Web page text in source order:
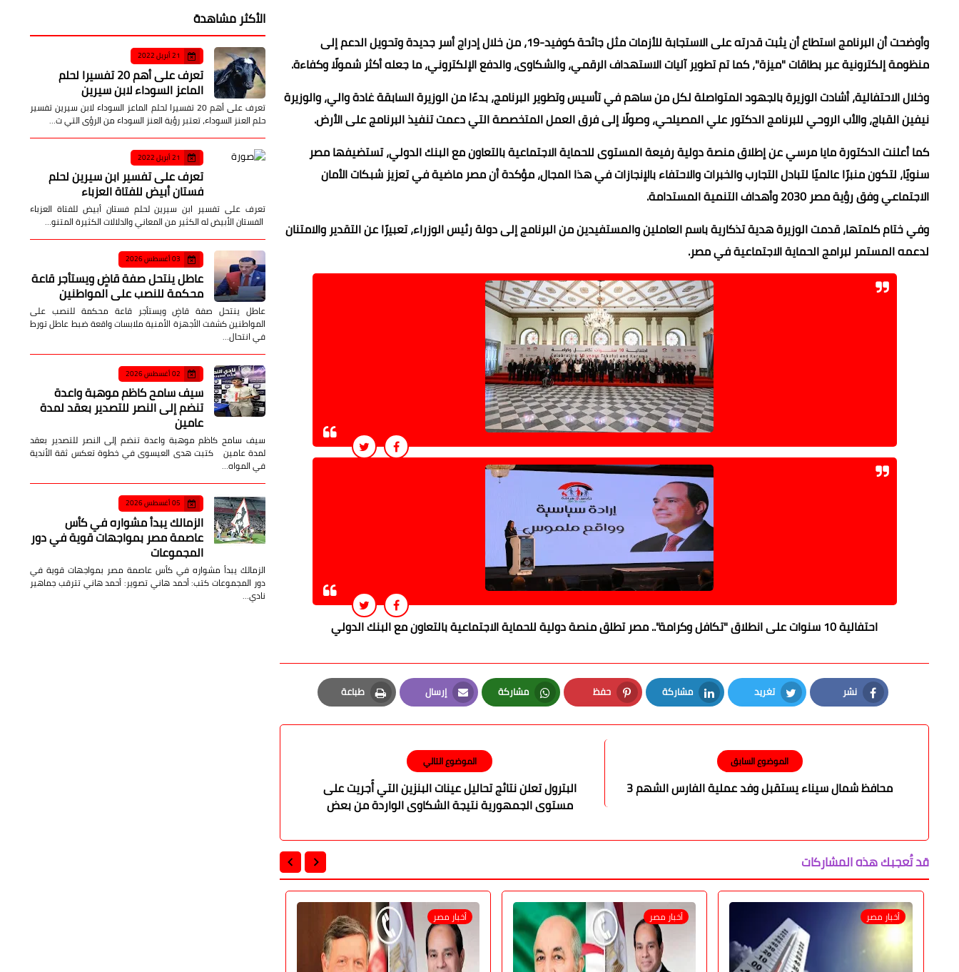
وأوضحت أن البرنامج استطاع أن يثبت قدرته على الاستجابة للأزمات مثل جائحة كوفيد-19، من خلال إدراج أسر جديدة وتحويل الدعم إلى
منظومة إلكترونية عبر بطاقات "ميزة"، كما تم تطوير آليات الاستهداف الرقمي، والشكاوى، والدفع الإلكتروني، ما جعله أكثر شمولًا وكفاءة.
وخلال الاحتفالية، أشادت الوزيرة بالجهود المتواصلة لكل من ساهم في تأسيس وتطوير البرنامج، بدءًا من الوزيرة السابقة غادة والي، والوزيرة
نيفين القباج، والأب الروحي للبرنامج الدكتور علي المصيلحي، وصولًا إلى فرق العمل المتخصصة التي دعمت تنفيذ البرنامج على الأرض.
كما أعلنت الدكتورة مايا مرسي عنإطلاق منصة دولية رفيعة المستوى للحماية الاجتماعيةبالتعاون مع البنك الدولي، تستضيفها مصر
سنويًا، لتكون منبرًا عالميًا لتبادل التجارب والخبرات والاحتفاء بالإنجازات في هذا المجال، مؤكدة أن مصر ماضية في تعزيز شبكات الأمان
الاجتماعي وفق رؤية مصر 2030 وأهداف التنمية المستدامة.
وفي ختام كلمتها، قدمت الوزيرة هدية تذكارية باسم العاملين والمستفيدين من البرنامج إلى دولة رئيس الوزراء، تعبيرًا عن التقدير والامتنان
لدعمه المستمر لبرامج الحماية الاجتماعية في مصر.
احتفالية 10 سنوات على انطلاق "تكافل وكرامة".. مصر تطلق منصة دولية للحماية الاجتماعية بالتعاون مع البنك الدولي
نشر
Facebook
تغريد
Twitter
مشاركة
LinkedIn
حفظ
Pinterest
مشاركة
Whatsapp
إرسال
Email
طباعة
Print
الموضوع التالي
البترول تعلن نتائج تحاليل عينات البنزين التي أُجريت على
مستوى الجمهورية نتيجة الشكاوى الواردة من بعض
الموضوع السابق
محافظ شمال سيناء يستقبل وفد عملية الفارس الشهم 3
قد تُعجبك هذه المشاركات
أخبار مصر أخبار مصر أخبار مصر
الأكثر مشاهدة
21 أبريل 2022
تعرف على أهم 20 تفسيرا لحلم
الماعز السوداء لابن سيرين
تعرف على أهم 20 تفسيرا لحلم الماعز السوداء لابن سيرين تفسير
حلم العنز السوداء، تعتبر رؤية العنز السوداء من الرؤى التي ت…
21 أبريل 2022
تعرف على تفسير ابن سيرين لحلم
فستان أبيض للفتاة العزباء
تعرف على تفسير ابن سيرين لحلم فستان أبيض للفتاة العزباء
الفستان الأبيض له الكثير من المعاني والدلالات الكثيرة المتنو…
03 أغسطس 2026
عاطل ينتحل صفة قاضٍ ويستأجر قاعة
محكمة للنصب على المواطنين
عاطل ينتحل صفة قاضٍ ويستأجر قاعة محكمة للنصب على
المواطنين كشفت الأجهزة الأمنية ملابسات واقعة ضبط عاطل تورط
في انتحال…
02 أغسطس 2026
سيف سامح كاظم موهبة واعدة
تنضم إلى النصر للتصدير بعقد لمدة
عامين
سيف سامح كاظم موهبة واعدة تنضم إلى النصر للتصدير بعقد
لمدة عامين كتبت هدى العيسوى في خطوة تعكس ثقة الأندية
في المواه…
05 أغسطس 2026
الزمالك يبدأ مشواره في كأس
عاصمة مصر بمواجهات قوية في دور
المجموعات
الزمالك يبدأ مشواره في كأس عاصمة مصر بمواجهات قوية في
دور المجموعات كتب: أحمد هاني تصوير: أحمد هاني تترقب جماهير
نادي…